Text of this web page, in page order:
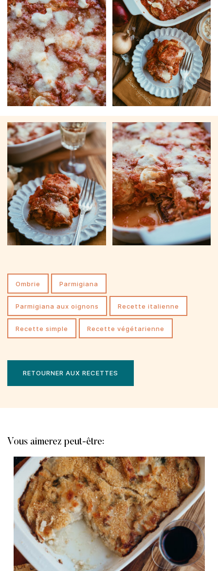
Ombrie parmigiana
parmigiana aux oignons recette italienne
recette simple recette végétarienne
RETOURNER AUX RECETTES
Vous aimerez peut-être: